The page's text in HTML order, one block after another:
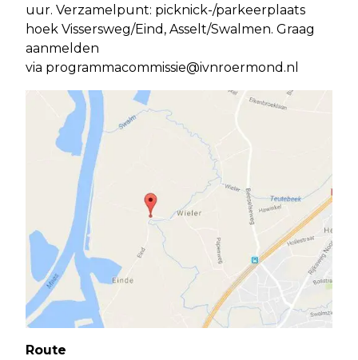
uur. Verzamelpunt: picknick-/parkeerplaats
hoek Vissersweg/Eind, Asselt/Swalmen. Graag
aanmelden
via programmacommissie@ivnroermond.nl
Route